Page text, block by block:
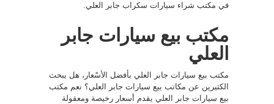
في مكتب شراء سيارات سكراب جابر العلي.
مكتب بيع سيارات جابر
العلي
مكتب بيع سيارات جابر العلي بأفضل الأسْعار، هل يبحث
الكثيرين عن مكاتب بيع سيارات جابر العلي؟ نعم مكتب
بيع سيارات جابر العلي يقدم أسعار رخيصة ومعقولة